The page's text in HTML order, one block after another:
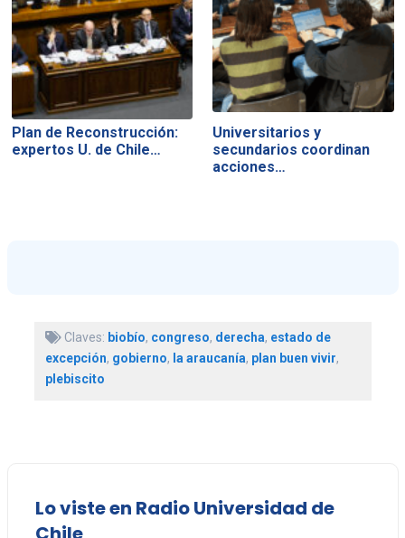
Plan de Reconstrucción:
expertos U. de Chile…
Universitarios y
secundarios coordinan
acciones…
Claves: biobío, congreso, derecha, estado de
excepción, gobierno, la araucanía, plan buen vivir,
plebiscito
Lo viste en Radio Universidad de